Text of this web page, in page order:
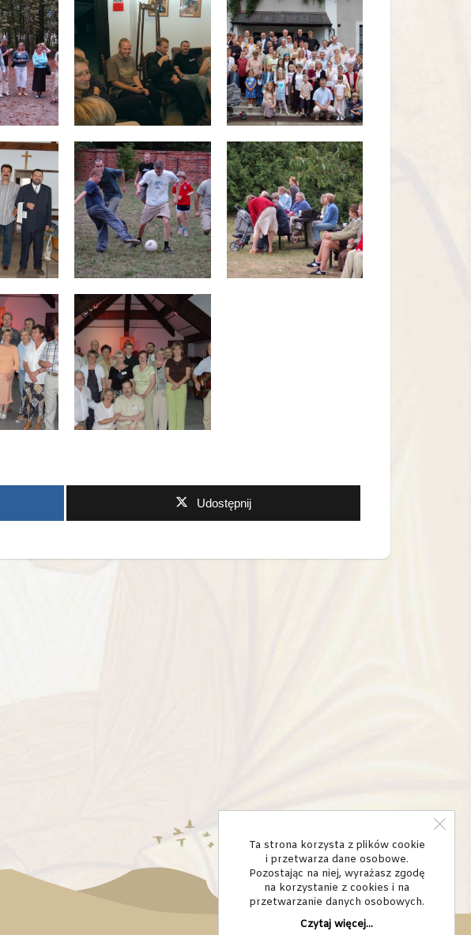
Ta strona korzysta z plików cookie
i przetwarza dane osobowe.
Pozostając na niej, wyrażasz zgodę
na korzystanie z cookies i na
przetwarzanie danych osobowych.
Czytaj więcej...
Udostępnij